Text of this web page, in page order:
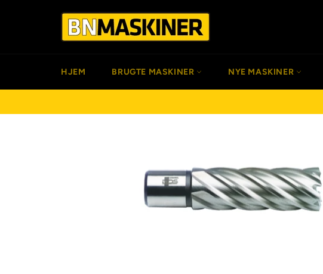
HJEM BRUGTE MASKINER NYE MASKINER